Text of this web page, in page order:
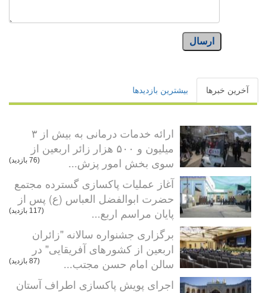
ارسال
آخرین خبرها بیشترین بازدیدها
ارائه خدمات درمانی به بیش از ۳
میلیون و ۵۰۰ هزار زائر اربعین از
سوی بخش امور پزش...
(76 بازدید)
آغاز عملیات پاکسازی گسترده مجتمع
حضرت ابوالفضل العباس (ع) پس از
پایان مراسم اربع...
(117 بازدید)
برگزاری جشنواره سالانه "زائران
اربعین از کشورهای آفریقایی" در
سالن امام حسن مجتب...
(87 بازدید)
اجرای پویش پاکسازی اطراف آستان